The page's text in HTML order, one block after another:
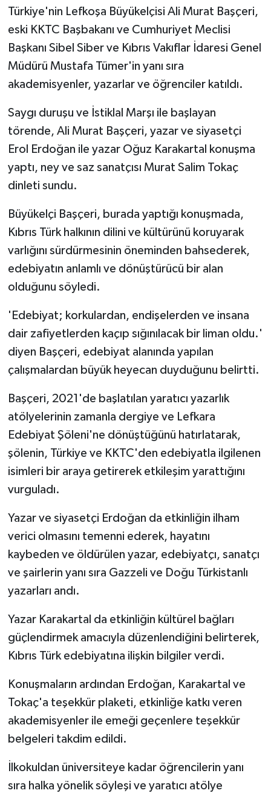
Türkiye'nin Lefkoşa Büyükelçisi Ali Murat Başçeri,
eski KKTC Başbakanı ve Cumhuriyet Meclisi
Başkanı Sibel Siber ve Kıbrıs Vakıflar İdaresi Genel
Müdürü Mustafa Tümer'in yanı sıra
akademisyenler, yazarlar ve öğrenciler katıldı.
Saygı duruşu ve İstiklal Marşı ile başlayan
törende, Ali Murat Başçeri, yazar ve siyasetçi
Erol Erdoğan ile yazar Oğuz Karakartal konuşma
yaptı, ney ve saz sanatçısı Murat Salim Tokaç
dinleti sundu.
Büyükelçi Başçeri, burada yaptığı konuşmada,
Kıbrıs Türk halkının dilini ve kültürünü koruyarak
varlığını sürdürmesinin öneminden bahsederek,
edebiyatın anlamlı ve dönüştürücü bir alan
olduğunu söyledi.
'Edebiyat; korkulardan, endişelerden ve insana
dair zafiyetlerden kaçıp sığınılacak bir liman oldu.'
diyen Başçeri, edebiyat alanında yapılan
çalışmalardan büyük heyecan duyduğunu belirtti.
Başçeri, 2021'de başlatılan yaratıcı yazarlık
atölyelerinin zamanla dergiye ve Lefkara
Edebiyat Şöleni'ne dönüştüğünü hatırlatarak,
şölenin, Türkiye ve KKTC'den edebiyatla ilgilenen
isimleri bir araya getirerek etkileşim yarattığını
vurguladı.
Yazar ve siyasetçi Erdoğan da etkinliğin ilham
verici olmasını temenni ederek, hayatını
kaybeden ve öldürülen yazar, edebiyatçı, sanatçı
ve şairlerin yanı sıra Gazzeli ve Doğu Türkistanlı
yazarları andı.
Yazar Karakartal da etkinliğin kültürel bağları
güçlendirmek amacıyla düzenlendiğini belirterek,
Kıbrıs Türk edebiyatına ilişkin bilgiler verdi.
Konuşmaların ardından Erdoğan, Karakartal ve
Tokaç'a teşekkür plaketi, etkinliğe katkı veren
akademisyenler ile emeği geçenlere teşekkür
belgeleri takdim edildi.
İlkokuldan üniversiteye kadar öğrencilerin yanı
sıra halka yönelik söyleşi ve yaratıcı atölye